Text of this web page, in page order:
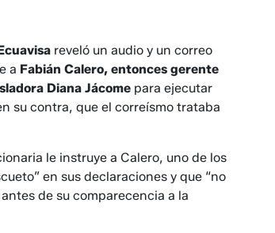
reveló un audio y un correo
a Fabián Calero, entonces gerente
Diana Jácomepara ejecutar
su contra, que el correísmo trataba
le instruye a Calero, uno de los
en sus declaraciones y que “no
de su comparecencia a la